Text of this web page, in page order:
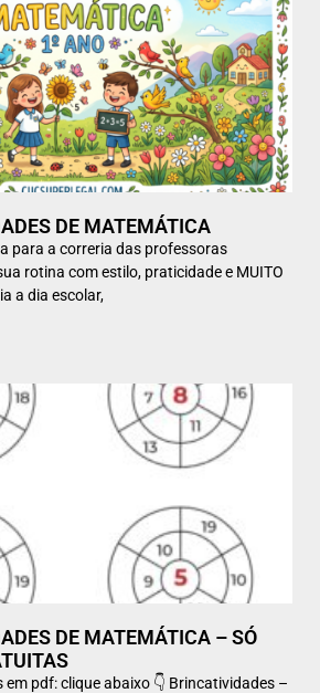
DE MATEMÁTICA
para a correria das professoras
rotina com estilo, praticidade e MUITO
a dia escolar,
DE MATEMÁTICA – SÓ
pdf: clique abaixo 👇 Brincatividades –